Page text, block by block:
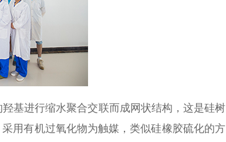
基进行缩水聚合交联而成网状结构，这是硅树
用有机过氧化物为触媒，类似硅橡胶硫化的方